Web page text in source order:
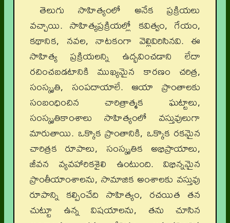
తెలుగు సాహిత్యంలో అనేక ప్రక్రియలు
వచ్చాయి. సాహిత్యప్రక్రియల్లో కవిత్వం, గేయం,
కథానిక, నవల, నాటకంగా వెల్లివిరిసినవి. ఈ
సాహిత్య ప్రక్రియలన్ని ఉద్భవించడాని లేదా
రచించబడటానికి ముఖ్యమైన కారణం చరిత్ర,
సంస్కృతి, సంపదాయాలే. ఆయా ప్రాంతాలకు
సంబంధించిన చారిత్రాత్మక ఘట్టాలు,
సంస్కృతికాంశాలు సాహిత్యంలో వస్తువులుగా
మారుతాయి. ఒక్కొక ప్రాంతానికి, ఒక్కొక రకమైన
చారిత్రక రూపాలు, సంస్కృతిక అభిప్రాయాలు,
జీవన వ్యవహారికశైలి ఉంటుంది. విభిన్నమైన
ప్రాంతీయాంశాలను, సామాజిక అంశాలకు వస్తువు
రూపాన్ని కల్పించేది సాహిత్యం, రచయిత తన
చుట్టూ ఉన్న విషయాలను, తను చూసిన